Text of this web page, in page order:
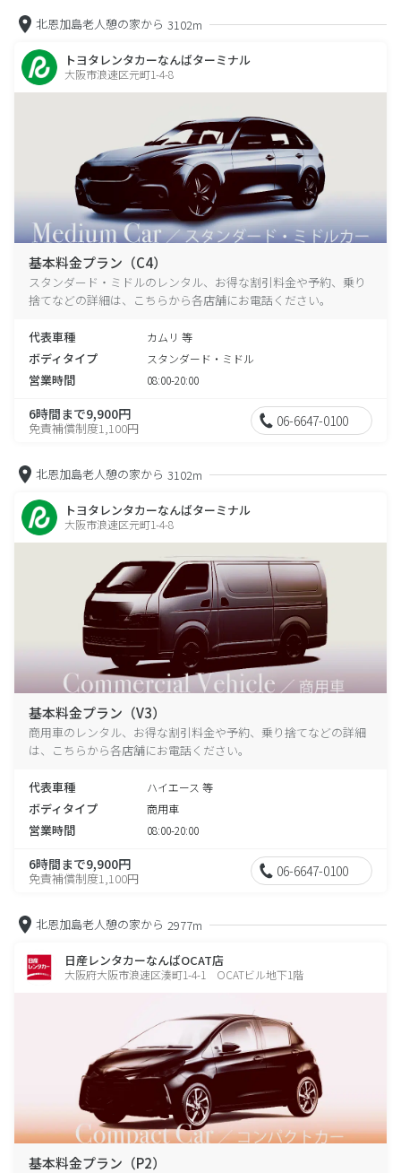
北恩加島老人憩の家から 3102m
トヨタレンタカーなんばターミナル
大阪市浪速区元町1-4-8
基本料金プラン（C4）
スタンダード・ミドルのレンタル、お得な割引料金や予約、乗り
捨てなどの詳細は、こちらから各店舗にお電話ください。
代表車種 カムリ 等
ボディタイプ スタンダード・ミドル
営業時間 08:00-20:00
6時間まで9,900円
免責補償制度1,100円 06-6647-0100
北恩加島老人憩の家から 3102m
トヨタレンタカーなんばターミナル
大阪市浪速区元町1-4-8
基本料金プラン（V3）
商用車のレンタル、お得な割引料金や予約、乗り捨てなどの詳細
は、こちらから各店舗にお電話ください。
代表車種 ハイエース 等
ボディタイプ 商用車
営業時間 08:00-20:00
6時間まで9,900円
免責補償制度1,100円 06-6647-0100
北恩加島老人憩の家から 2977m
日産レンタカーなんばOCAT店
大阪府大阪市浪速区湊町1-4-1 OCATビル地下1階
基本料金プラン（P2）